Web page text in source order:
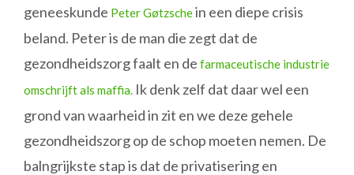
geneeskunde Peter Gøtzschein een diepe crisis
beland. Peter is de man die zegt dat de
gezondheidszorg faalt en de farmaceutische industrie
omschrijft als maffia. Ik denk zelf dat daar wel een
grond van waarheid in zit en we deze gehele
gezondheidszorg op de schop moeten nemen. De
balngrijkste stap is dat de privatisering en